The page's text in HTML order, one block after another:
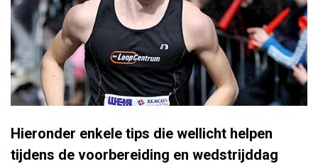
Hieronder enkele tips die wellicht helpen
tijdens de voorbereiding en wedstrijddag